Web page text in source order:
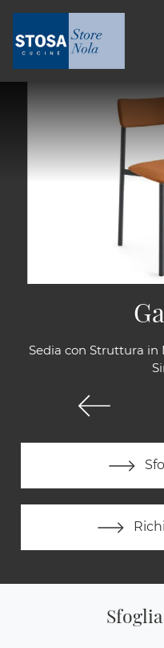
Sedia con Struttura in